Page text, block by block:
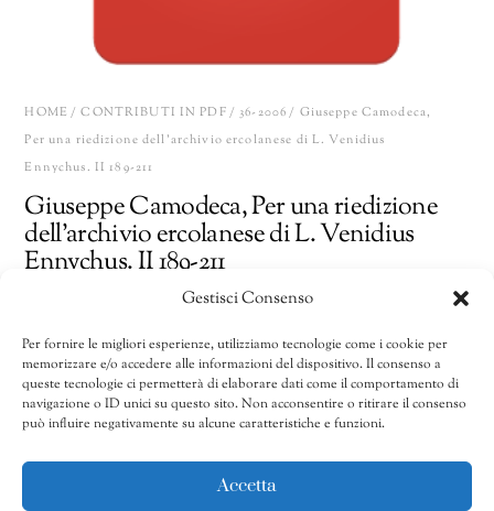
Gestisci Consenso
Per fornire le migliori esperienze, utilizziamo tecnologie come i cookie per
memorizzare e/o accedere alle informazioni del dispositivo. Il consenso a
queste tecnologie ci permetterà di elaborare dati come il comportamento di
navigazione o ID unici su questo sito. Non acconsentire o ritirare il consenso
può influire negativamente su alcune caratteristiche e funzioni.
Accetta
HOME /CONTRIBUTI IN PDF/36-2006/ Giuseppe Camodeca,
Per una riedizione dell’archivio ercolanese di L. Venidius
Ennychus. II 189-211
Giuseppe Camodeca, Per una riedizione
dell’archivio ercolanese di L. Venidius
Ennychus. II 189-211
Giuseppe
Camodeca,
Per
una
AGGIUNGI AL CARRELLO Share
CATEGORIE:32/2002-40/2010,36-2006,Contributi in pdf